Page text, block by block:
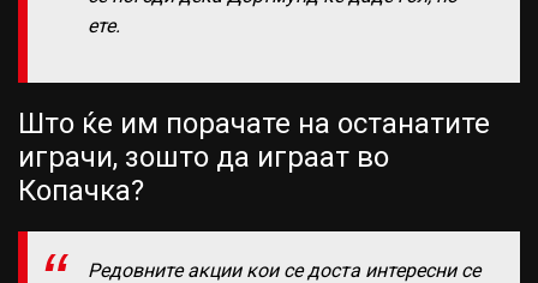
ете.
Што ќе им порачате на останатите
играчи, зошто да играат во
Копачка?
Редовните акции кои се доста интересни се